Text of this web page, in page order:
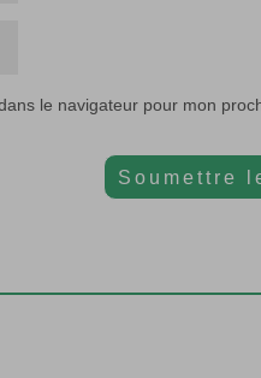
le navigateur pour mon
Soumettre